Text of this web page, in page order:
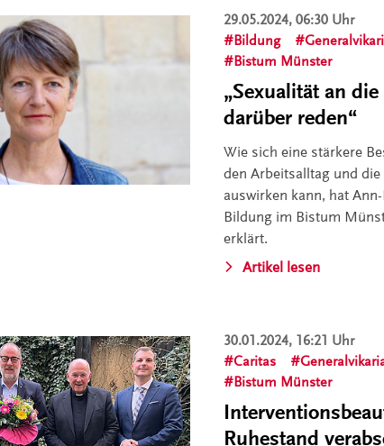
29.05.2024, 06:30 Uhr
Bildung
Bistum Münster
„Sexualität an
darüber reden“
Wie sich eine stärkere
den Arbeitsalltag und
auswirken kann, hat
Bildung im Bistum
erklärt.
Artikel lesen
30.01.2024, 16:21 Uhr
Caritas
Bistum Münster
Ruhestand